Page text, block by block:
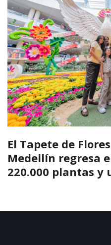
El Tapete de
Medellín regresa
220.000 plantas y